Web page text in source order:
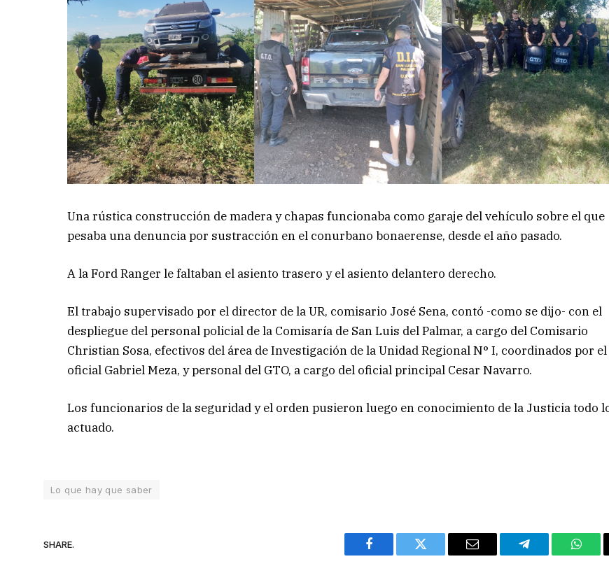
Una rústica construcción de madera y chapas funcionaba como garaje del vehículo sobre el que
pesaba una denuncia por sustracción en el conurbano bonaerense, desde el año pasado.
A la Ford Ranger le faltaban el asiento trasero y el asiento delantero derecho.
El trabajo supervisado por el director de la UR, comisario José Sena, contó -como se dijo- con el
despliegue del personal policial de la Comisaría de San Luis del Palmar, a cargo del Comisario
Christian Sosa, efectivos del área de Investigación de la Unidad Regional N° I, coordinados por el
oficial Gabriel Meza, y personal del GTO, a cargo del oficial principal Cesar Navarro.
Los funcionarios de la seguridad y el orden pusieron luego en conocimiento de la Justicia todo
actuado.
Lo que hay que saber
SHARE.
Facebook Twitter Email Telegram